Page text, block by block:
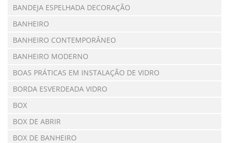
BANDEJA ESPELHADA DECORAÇÃO
BANHEIRO
BANHEIRO CONTEMPORÂNEO
BANHEIRO MODERNO
BOAS PRÁTICAS EM INSTALAÇÃO DE VIDRO
BORDA ESVERDEADA VIDRO
BOX
BOX DE ABRIR
BOX DE BANHEIRO